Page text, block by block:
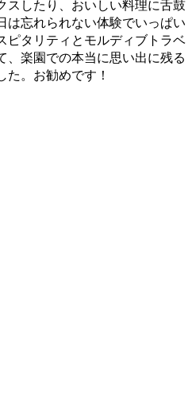
スしたり、おいしい料理に舌鼓
は忘れられない体験でいっぱい
ピタリティとモルディブトラベ
、楽園での本当に思い出に残る
。お勧めです！